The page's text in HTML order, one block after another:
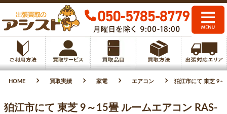
HOME 買取実績 家電 エアコン 狛江市にて 東芝 9～
狛江市にて 東芝 9～15畳 ルームエアコン RAS-